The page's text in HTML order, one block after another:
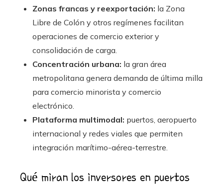
Zonas francas y reexportación: la Zona
Libre de Colón y otros regímenes facilitan
operaciones de comercio exterior y
consolidación de carga.
Concentración urbana: la gran área
metropolitana genera demanda de última milla
para comercio minorista y comercio
electrónico.
Plataforma multimodal: puertos, aeropuerto
internacional y redes viales que permiten
integración marítimo-aérea-terrestre.
Qué miran los inversores en puertos